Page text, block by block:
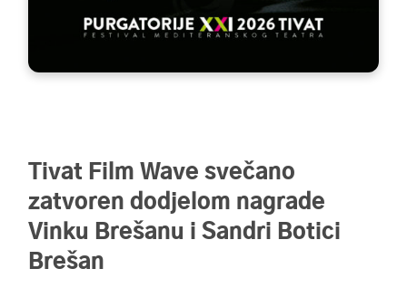
Tivat Film Wave svečano
zatvoren dodjelom nagrade
Vinku Brešanu i Sandri Botici
Brešan